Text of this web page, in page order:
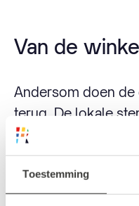
Toestemming
Van de
Andersom doen
terug. De lokale
Nederland en
week bijvoorbeeld
van een product of
Genoeg redenen